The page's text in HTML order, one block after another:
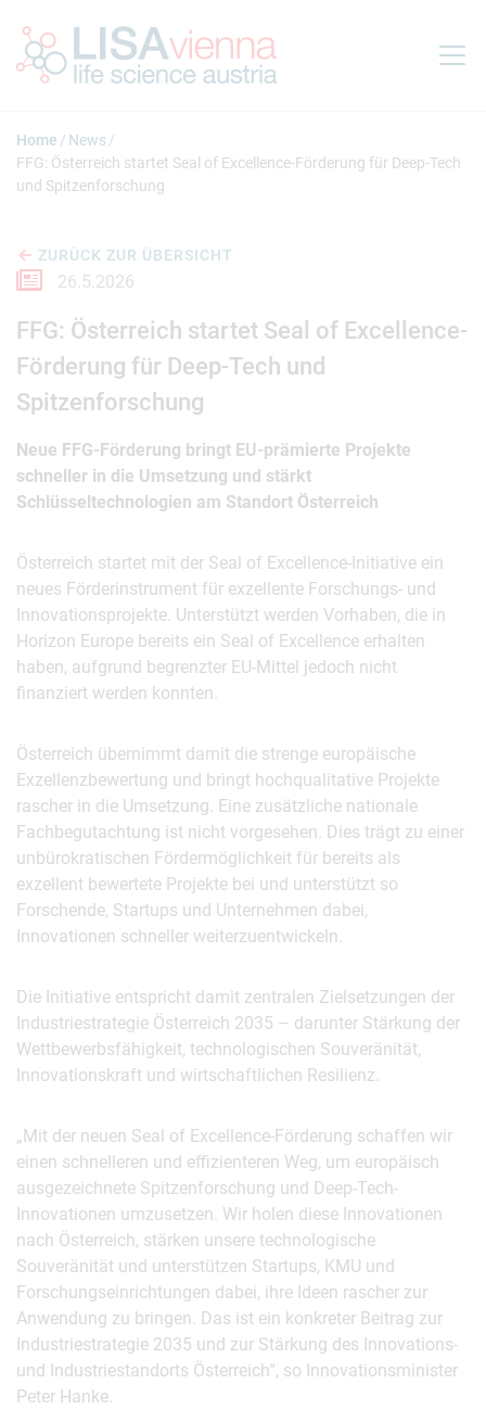
Home
News
FFG: Österreich startet Seal of Excellence-Förderung für Deep-Tech
und Spitzenforschung
ZURÜCK ZUR ÜBERSICHT
26.5.2026
FFG: Österreich startet Seal of Excellence-
Förderung für Deep-Tech und
Spitzenforschung
Neue FFG-Förderung bringt EU-prämierte Projekte
schneller in die Umsetzung und stärkt
Schlüsseltechnologien am Standort Österreich
Österreich startet mit der Seal of Excellence-Initiative ein
neues Förderinstrument für exzellente Forschungs- und
Innovationsprojekte. Unterstützt werden Vorhaben, die in
Horizon Europe bereits ein Seal of Excellence erhalten
haben, aufgrund begrenzter EU-Mittel jedoch nicht
finanziert werden konnten.
Österreich übernimmt damit die strenge europäische
Exzellenzbewertung und bringt hochqualitative Projekte
rascher in die Umsetzung. Eine zusätzliche nationale
Fachbegutachtung ist nicht vorgesehen. Dies trägt zu einer
unbürokratischen Fördermöglichkeit für bereits als
exzellent bewertete Projekte bei und unterstützt so
Forschende, Startups und Unternehmen dabei,
Innovationen schneller weiterzuentwickeln.
Die Initiative entspricht damit zentralen Zielsetzungen der
Industriestrategie Österreich 2035 – darunter Stärkung der
Wettbewerbsfähigkeit, technologischen Souveränität,
Innovationskraft und wirtschaftlichen Resilienz.
„Mit der neuen Seal of Excellence-Förderung schaffen wir
einen schnelleren und effizienteren Weg, um europäisch
ausgezeichnete Spitzenforschung und Deep-Tech-
Innovationen umzusetzen. Wir holen diese Innovationen
nach Österreich, stärken unsere technologische
Souveränität und unterstützen Startups, KMU und
Forschungseinrichtungen dabei, ihre Ideen rascher zur
Anwendung zu bringen. Das ist ein konkreter Beitrag zur
Industriestrategie 2035 und zur Stärkung des Innovations-
und Industriestandorts Österreich“, so Innovationsminister
Peter Hanke.